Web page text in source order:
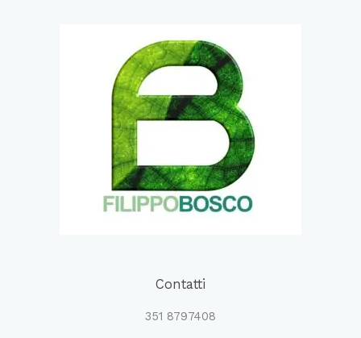
Contatti
351 8797408